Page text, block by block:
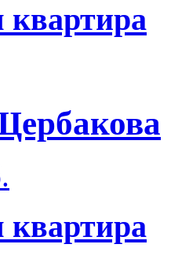
квартира
квартира